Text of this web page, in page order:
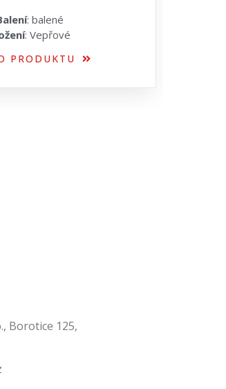
: balené
: Vepřové
PRODUKTU
Borotice 125,